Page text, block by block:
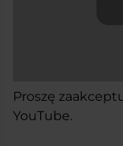
Proszę
YouTube.